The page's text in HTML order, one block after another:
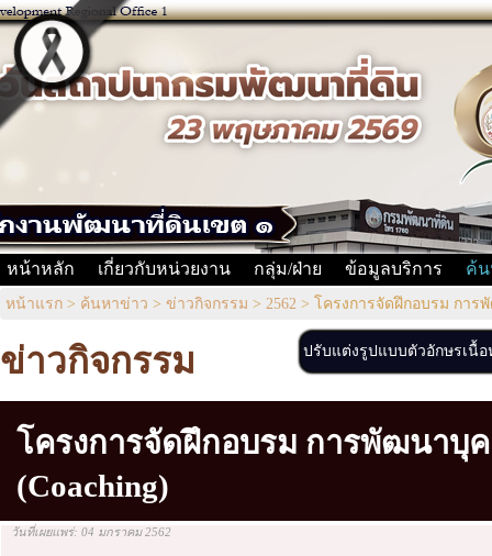
หน้าหลัก เกี่ยวกับหน่วยงาน กลุ่ม/ฝ่าย ข้อมูลบริการ ค้น
หน้าแรก > ค้นหาข่าว > ข่าวกิจกรรม > 2562 > โครงการจัดฝึกอบรม การ
ข่าวกิจกรรม
โครงการจัดฝึกอบรม การพัฒนาบุ
(Coaching)
วันที่เผยแพร่: 04 มกราคม 2562
ปรับแต่งรูปแบบตัวอักษรเ